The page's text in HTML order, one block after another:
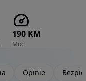
190 KM
Moc
Opinie